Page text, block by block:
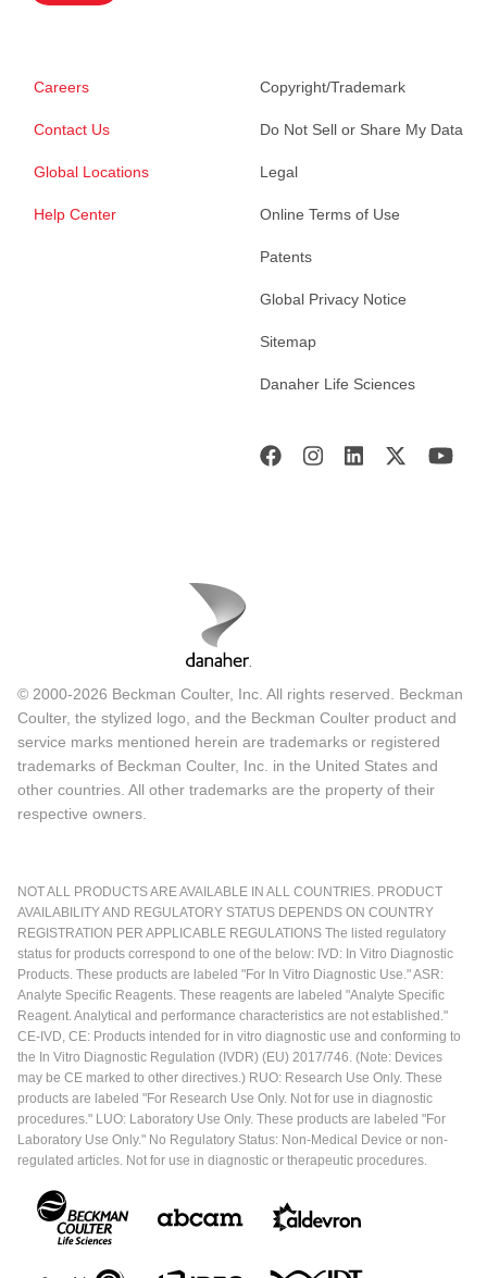
Careers
Contact Us
Global Locations
Help Center
Copyright/Trademark
Do Not Sell or Share My Data
Legal
Online Terms of Use
Patents
Global Privacy Notice
Sitemap
Danaher Life Sciences
© 2000-2026 Beckman Coulter, Inc. All rights reserved. Beckman
Coulter, the stylized logo, and the Beckman Coulter product and
service marks mentioned herein are trademarks or registered
trademarks of Beckman Coulter, Inc. in the United States and
other countries. All other trademarks are the property of their
respective owners.
NOT ALL PRODUCTS ARE AVAILABLE IN ALL COUNTRIES. PRODUCT
AVAILABILITY AND REGULATORY STATUS DEPENDS ON COUNTRY
REGISTRATION PER APPLICABLE REGULATIONS The listed regulatory
status for products correspond to one of the below: IVD: In Vitro Diagnostic
Products. These products are labeled "For In Vitro Diagnostic Use." ASR:
Analyte Specific Reagents. These reagents are labeled "Analyte Specific
Reagent. Analytical and performance characteristics are not established."
CE-IVD, CE: Products intended for in vitro diagnostic use and conforming to
the In Vitro Diagnostic Regulation (IVDR) (EU) 2017/746. (Note: Devices
may be CE marked to other directives.) RUO: Research Use Only. These
products are labeled "For Research Use Only. Not for use in diagnostic
procedures." LUO: Laboratory Use Only. These products are labeled "For
Laboratory Use Only." No Regulatory Status: Non-Medical Device or non-
regulated articles. Not for use in diagnostic or therapeutic procedures.